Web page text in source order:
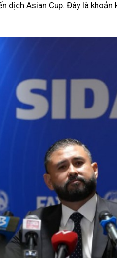
dịch Asian Cup. Đây là